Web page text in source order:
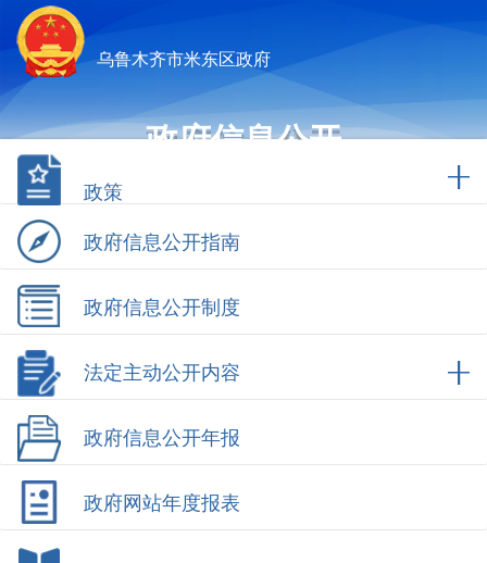
乌鲁木齐市米东区政府
政府信息公开
政策
政府信息公开指南
政府信息公开制度
法定主动公开内容
政府信息公开年报
政府网站年度报表